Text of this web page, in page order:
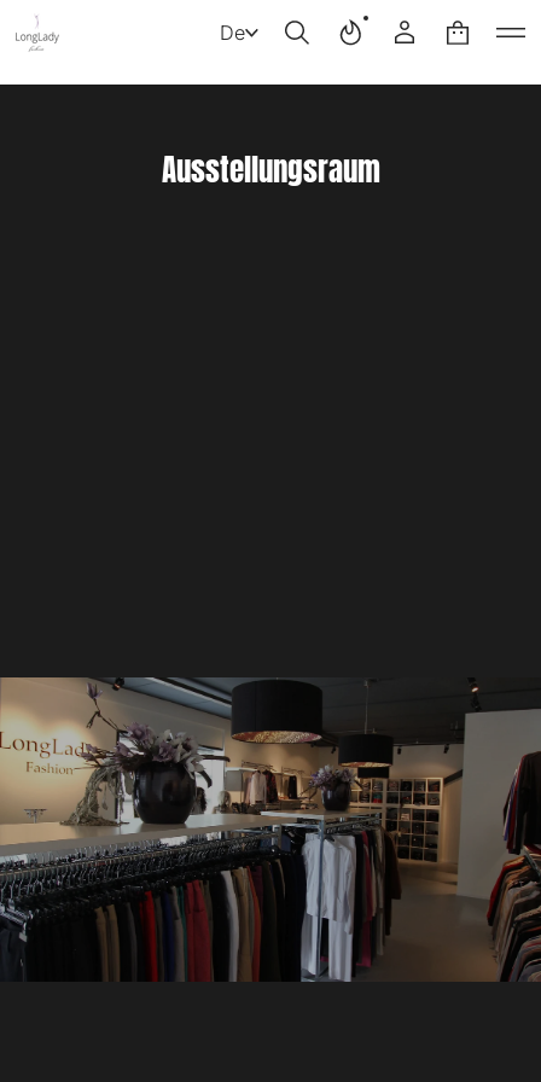
De
Ausstellungsraum